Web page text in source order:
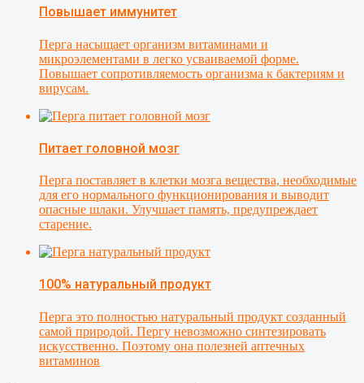
Повышает иммунитет
Перга насыщает организм витаминами и
микроэлементами в легко усваиваемой форме.
Повышает сопротивляемость организма к бактериям и
вирусам.
Питает головной мозг
Перга поставляет в клетки мозга вещества, необходимые
для его нормального функционирования и выводит
опасные шлаки. Улучшает память, предупреждает
старение.
100% натуральный продукт
Перга это полностью натуральный продукт созданный
самой природой. Пергу невозможно синтезировать
искусственно. Поэтому она полезней аптечных
витаминов